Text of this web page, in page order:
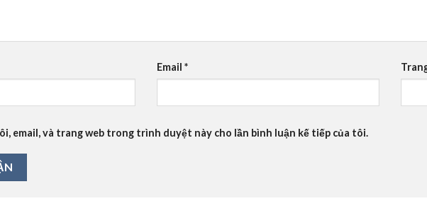
Email*
email, và trang web trong trình duyệt này cho lần bình luận kế tiếp của tôi.